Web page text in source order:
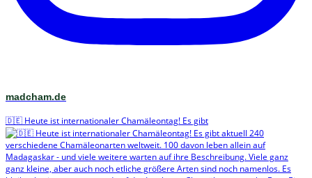
madcham.de
🇩🇪 Heute ist internationaler Chamäleontag! Es gibt